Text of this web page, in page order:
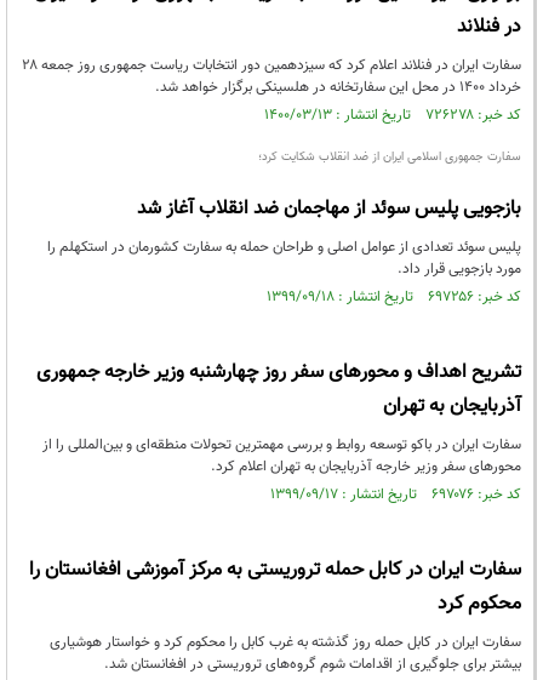
در فنلاند
سفارت ایران در فنلاند اعلام کرد که سیزدهمین دور انتخابات ریاست جمهوری روز جمعه ۲۸
خرداد ۱۴۰۰ در محل این سفارتخانه در هلسینکی برگزار خواهد شد.
کد خبر: ۷۲۶۲۷۸ تاریخ انتشار : ۱۴۰۰/۰۳/۱۳
سفارت جمهوری اسلامی ایران از ضد انقلاب شکایت کرد؛
بازجویی پلیس سوئد از مهاجمان ضد انقلاب آغاز شد
پلیس سوئد تعدادی از عوامل اصلی و طراحان حمله به سفارت کشورمان در استکهلم را
مورد بازجویی قرار داد.
کد خبر: ۶۹۷۲۵۶ تاریخ انتشار : ۱۳۹۹/۰۹/۱۸
تشریح اهداف و محورهای سفر روز چهارشنبه وزیر خارجه جمهوری
آذربایجان به تهران
سفارت ایران در باکو توسعه روابط و بررسی مهمترین تحولات منطقه‌ای و بین‌المللی را از
محورهای سفر وزیر خارجه آذربایجان به تهران اعلام کرد.
کد خبر: ۶۹۷۰۷۶ تاریخ انتشار : ۱۳۹۹/۰۹/۱۷
سفارت ایران در کابل حمله تروریستی به مرکز آموزشی افغانستان را
محکوم کرد
سفارت ایران در کابل حمله روز گذشته به غرب کابل را محکوم کرد و خواستار هوشیاری
بیشتر برای جلوگیری از اقدامات شوم گروه‌های تروریستی در افغانستان شد.